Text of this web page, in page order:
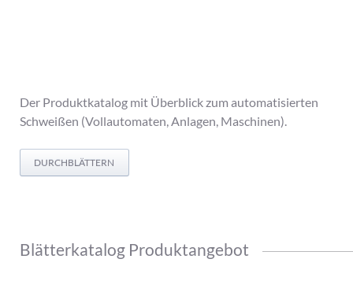
Der Produktkatalog mit Überblick zum automatisierten
Schweißen (Vollautomaten, Anlagen, Maschinen).
DURCHBLÄTTERN
Blätterkatalog Produktangebot